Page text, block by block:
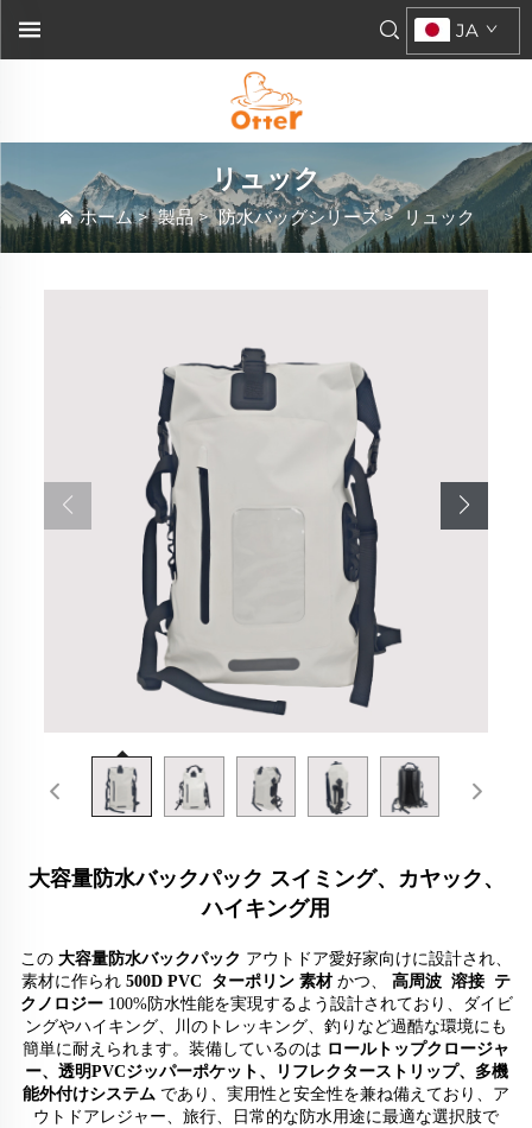
JA
リュック
ホーム>製品>防水バッグシリーズ> リュック
大容量防水バックパック スイミング、カヤック、
ハイキング用
この 大容量防水バックパック アウトドア愛好家向けに設計され、
素材に作られ 500D PVC ターポリン 素材 かつ、 高周波 溶接 テ
クノロジー 100%防水性能を実現するよう設計されており、ダイビ
ングやハイキング、川のトレッキング、釣りなど過酷な環境にも
簡単に耐えられます。装備しているのは ロールトップクロージャ
ー、透明PVCジッパーポケット、リフレクターストリップ、多機
能外付けシステム であり、実用性と安全性を兼ね備えており、ア
ウトドアレジャー、旅行、日常的な防水用途に最適な選択肢で